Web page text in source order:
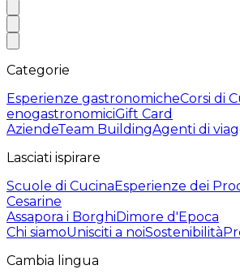
Categorie
Esperienze gastronomicheCorsi di
enogastronomiciGift Card
AziendeTeam BuildingAgenti di
Lasciati ispirare
Scuole di CucinaEsperienze dei
Cesarine
Assapora i BorghiDimore d'Epoca
Chi siamoUnisciti a noiSostenibilità
Cambia lingua